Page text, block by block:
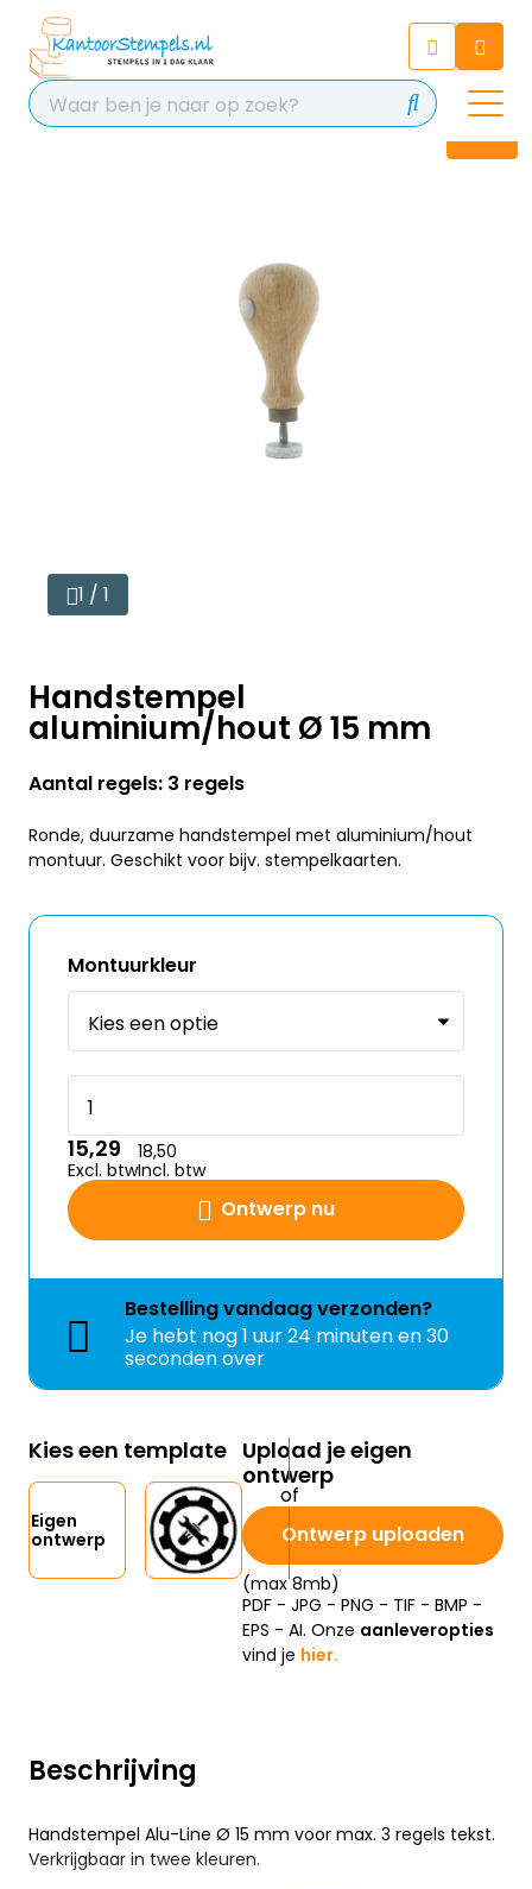
Chat 24/7 met onze chatbot
voor hulp
Contact
Beschrijving
Handstempel Alu-Line Ø 15 mm voor max. 3 regels tekst.
Verkrijgbaar in twee kleuren.
1 / 1
Handstempel
aluminium/hout Ø 15 mm
Aantal regels: 3 regels
Ronde, duurzame handstempel met aluminium/hout
montuur. Geschikt voor bijv. stempelkaarten.
Montuurkleur
Ontwerp nu
15,29
Excl. btw
18,50
Incl. btw
Bestellingvandaagverzonden?
Je hebt nog1 uur 24 minuten en 30
seconden over
Kies een template
Eigen
ontwerp
Upload je eigen
ontwerp
Ontwerp uploaden
(max 8mb)
PDF - JPG - PNG - TIF - BMP -
EPS - AI. Onze aanleveropties
vind je hier.